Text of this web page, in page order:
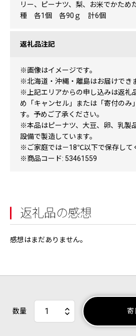
リー、ピーナツ、梨、お米でかた
種 各1個 各90ｇ 計6個
返礼品注記
※画像はイメージです。
※北海道・沖縄・離島はお届けでき
※上記エリアからの申し込みは返礼
め「キャンセル」または「寄付のみ
す。予めご了承ください。
※本品はピーナツ、大豆、卵、乳製
設備で製造しています。
※ご家庭では－18℃以下で保存して
※商品コード: 53461559
返礼品の感想
感想はまだありません。
数量 寄